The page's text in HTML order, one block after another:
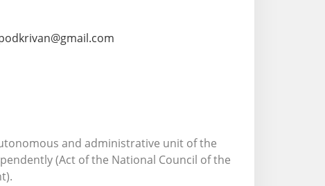
and administrative unit of the
(Act of the National Council of the